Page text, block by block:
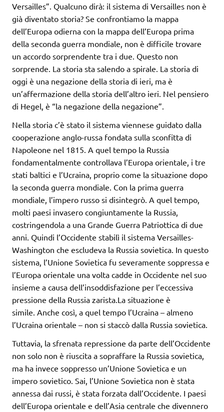
Versailles”. Qualcuno dirà: il sistema di Versailles non è
già diventato storia? Se confrontiamo la mappa
dell’Europa odierna con la mappa dell’Europa prima
della seconda guerra mondiale, non è difficile trovare
un accordo sorprendente tra i due. Questo non
sorprende. La storia sta salendo a spirale. La storia di
oggi è una negazione della storia di ieri, ma è
un’affermazione della storia dell’altro ieri. Nel pensiero
di Hegel, è “la negazione della negazione”.
Nella storia c’è stato il sistema viennese guidato dalla
cooperazione anglo-russa fondata sulla sconfitta di
Napoleone nel 1815. A quel tempo la Russia
fondamentalmente controllava l’Europa orientale, i tre
stati baltici e l’Ucraina, proprio come la situazione dopo
la seconda guerra mondiale. Con la prima guerra
mondiale, l’impero russo si disintegrò. A quel tempo,
molti paesi invasero congiuntamente la Russia,
costringendola a una Grande Guerra Patriottica di due
anni. Quindi l’Occidente stabilì il sistema Versailles-
Washington che escludeva la Russia sovietica. In questo
sistema, l’Unione Sovietica fu severamente soppressa e
l’Europa orientale una volta cadde in Occidente nel suo
insieme a causa dell’insoddisfazione per l’eccessiva
pressione della Russia zarista.La situazione è
simile. Anche così, a quel tempo l’Ucraina – almeno
l’Ucraina orientale – non si staccò dalla Russia sovietica.
Tuttavia, la sfrenata repressione da parte dell’Occidente
non solo non è riuscita a sopraffare la Russia sovietica,
ma ha invece soppresso un’Unione Sovietica e un
impero sovietico. Sai, l’Unione Sovietica non è stata
annessa dai russi, è stata forzata dall’Occidente. I paesi
dell’Europa orientale e dell’Asia centrale che divennero